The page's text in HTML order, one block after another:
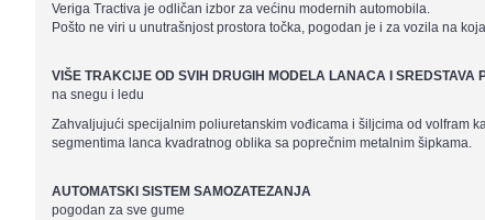
Veriga Tractiva je odličan izbor za većinu modernih automobila.
Pošto ne viri u unutrašnjost prostora točka, pogodan je i za vozila na
VIŠE TRAKCIJE OD SVIH DRUGIH MODELA LANACA I SREDSTAVA
na snegu i ledu
Zahvaljujući specijalnim poliuretanskim vođicama i šiljcima od volfram
segmentima lanca kvadratnog oblika sa poprečnim metalnim šipkama.
AUTOMATSKI SISTEM SAMOZATEZANJA
pogodan za sve gume